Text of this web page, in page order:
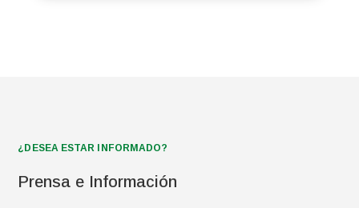
¿DESEA ESTAR INFORMADO?
Prensa e Información